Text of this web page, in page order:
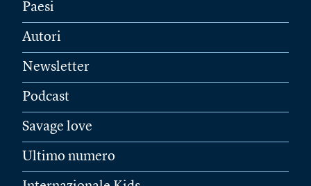
Paesi
Autori
Newsletter
Podcast
Savage love
Ultimo numero